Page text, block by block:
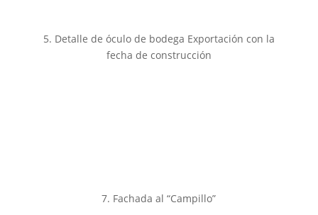
5. Detalle de óculo de bodega Exportación con la
fecha de construcción
7. Fachada al “Campillo”